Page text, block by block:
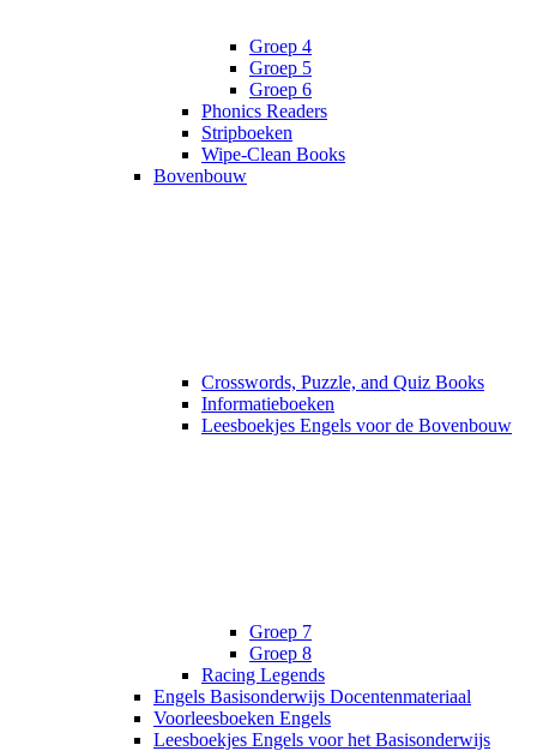
Groep 4
Groep 5
Groep 6
Phonics Readers
Stripboeken
Wipe-Clean Books
Bovenbouw
Crosswords, Puzzle, and Quiz Books
Informatieboeken
Leesboekjes Engels voor de Bovenbouw
Groep 7
Groep 8
Racing Legends
Engels Basisonderwijs Docentenmateriaal
Voorleesboeken Engels
Leesboekjes Engels voor het Basisonderwijs